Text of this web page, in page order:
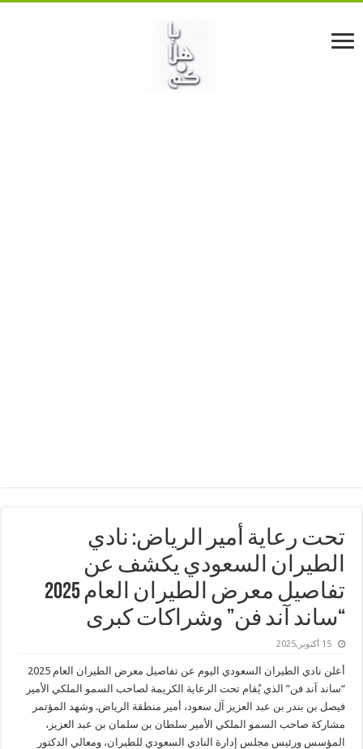
تحت رعاية أمير الرياض: نادي
الطيران السعودي يكشف عن
تفاصيل معرض الطيران العام 2025
“ساند آند فن” وشراكات كبرى
15 أكتوبر,2025
أعلن نادي الطيران السعودي اليوم عن تفاصيل معرض الطيران العام 2025
“ساند آند فن” الذي يُقام تحت الرعاية الكريمة لصاحب السمو الملكي الأمير
فيصل بن بندر بن عبد العزيز آل سعود، أمير منطقة الرياض. وشهد المؤتمر
مشاركة صاحب السمو الملكي الأمير سلطان بن سلمان بن عبد العزيز،
المؤسس ورئيس مجلس إدارة النادي السعودي للطيران، ومعالي الدكتور